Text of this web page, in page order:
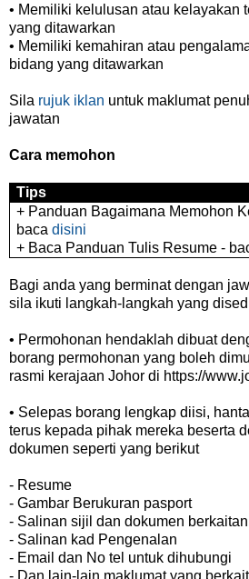
• Memiliki kelulusan atau kelayakan
yang ditawarkan
• Memiliki kemahiran atau
bidang yang ditawarkan
Sila rujuk iklan untuk maklumat
jawatan
Cara memohon
Tips
+ Panduan Bagaimana Memohon
bacadisini
+ Baca Panduan Tulis Resume -
Bagi anda yang berminat dengan
sila ikuti langkah-langkah yang
• Permohonan hendaklah dibuat
borang permohonan yang boleh
rasmi kerajaan Johor di https://
• Selepas borang lengkap diisi,
terus kepada pihak mereka beserta
dokumen seperti yang berikut
- Resume
- Gambar Berukuran pasport
- Salinan sijil dan dokumen
- Salinan kad Pengenalan
- Email dan No tel untuk dihubungi
- Dan lain-lain maklumat yang